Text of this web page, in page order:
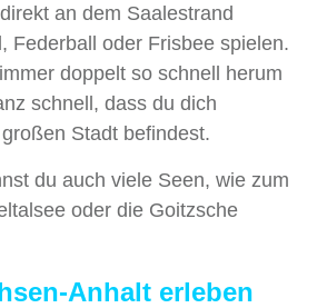
an dem Saalestrand
Federball oder Frisbee spielen.
doppelt so schnell herum
schnell, dass du dich
Stadt befindest.
du auch viele Seen, wie zum
oder die Goitzsche
Anhalt erleben